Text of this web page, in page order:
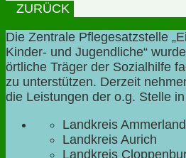
ZURÜCK
Die Zentrale Pflegesatzstelle
Kinder- und Jugendliche“
örtliche Träger der Sozialhilfe
zu unterstützen. Derzeit
die Leistungen der o.g. Stelle
Landkreis Ammerland
Landkreis Aurich
Landkreis